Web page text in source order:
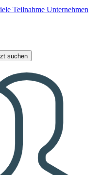
Teilnahme Unternehmen
suchen